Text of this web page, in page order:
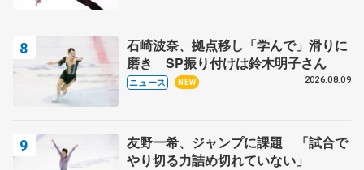
石崎波奈、拠点移し「学んで」滑りに
磨き SP振り付けは鈴木明子さん
ニュース NEW 2026.08.09
友野一希、ジャンプに課題 「試合で
やり切る力詰め切れていない」